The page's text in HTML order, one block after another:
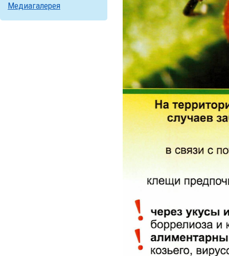
Медиагалерея